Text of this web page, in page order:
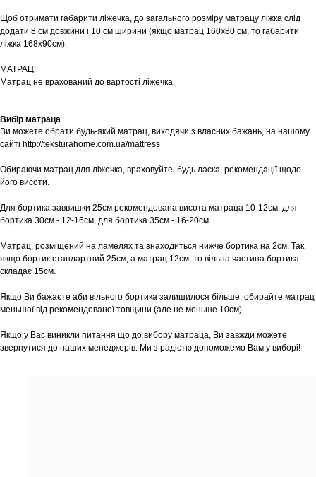
Щоб отримати габарити ліжечка, до загального розміру матрацу ліжка слід
додати 8 см довжини і 10 см ширини (якщо матрац 160х80 см, то габарити
ліжка 168х90см).
МАТРАЦ:
Матрац не врахований до вартості ліжечка.
Вибір матраца
Ви можете обрати будь-який матрац, виходячи з власних бажань, на нашому
сайті http://teksturahome.com.ua/mattress
Обираючи матрац для ліжечка, враховуйте, будь ласка, рекомендації щодо
його висоти.
Для бортика заввишки 25см рекомендована висота матраца 10-12см, для
бортика 30см - 12-16см, для бортика 35см - 16-20см.
Матрац, розміщений на ламелях та знаходиться нижче бортика на 2см. Так,
якщо бортик стандартний 25см, а матрац 12см, то вільна частина бортика
складає 15см.
Якщо Ви бажаєте аби вільного бортика залишилося більше, обирайте матрац
меньшої від рекомендованої товщини (але не меньше 10см).
Якщо у Вас виникли питання що до вибору матраца, Ви завжди можете
звернутися до наших менеджерів. Ми з радістю допоможемо Вам у виборі!